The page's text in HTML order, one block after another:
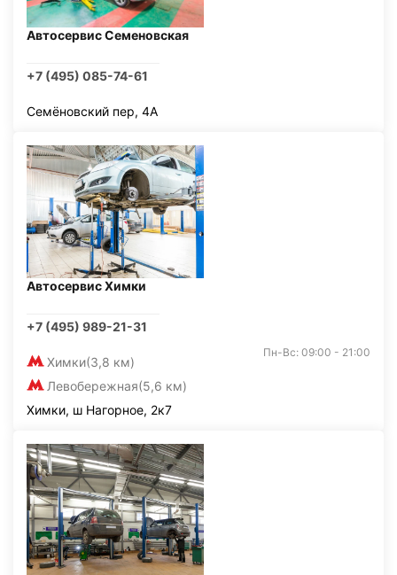
Автосервис Семеновская
+7 (495) 085-74-61
Семёновский пер, 4А
Автосервис Химки
+7 (495) 989-21-31
Химки(3,8 км)
Левобережная(5,6 км)
Пн-Вс: 09:00 - 21:00
Химки, ш Нагорное, 2к7